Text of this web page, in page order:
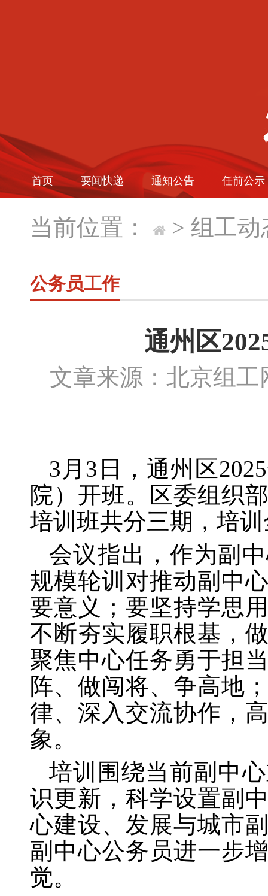
首页 要闻快递 通知公告 任前公示
当前位置： > 组工动
公务员工作
通州区
文章来源：北京
3月3日，通州区
院）开班。区委组织
培训班共分三期，培
会议指出，作为副
规模轮训对推动副中
要意义；要坚持学思
不断夯实履职根基，
聚焦中心任务勇于担
阵、做闯将、争高地
律、深入交流协作，
象。
培训围绕当前副中
识更新，科学设置副
心建设、发展与城市
副中心公务员进一步
觉。